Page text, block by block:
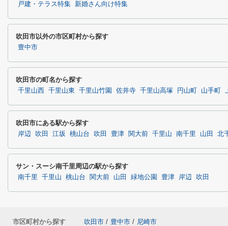
戸建・テラス特集 新婚さん向け特集
吹田市以外の市区町村から探す
豊中市
吹田市の町名から探す
千里山西 千里山東 千里山竹園 佐井寺 千里山高塚 円山町 山手町
吹田市にある駅から探す
岸辺 吹田 江坂 桃山台 吹田 豊津 関大前 千里山 南千里 山田 北
サン・スーシ南千里周辺の駅から探す
南千里 千里山 桃山台 関大前 山田 緑地公園 豊津 岸辺 吹田
市区町村から探す 吹田市 / 豊中市 / 尼崎市